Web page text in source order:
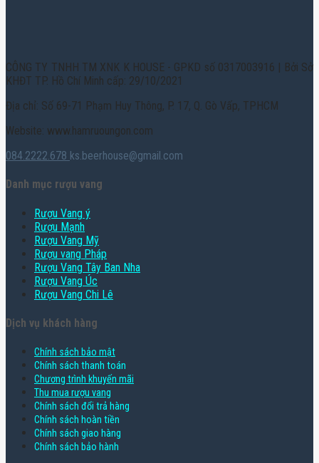
CÔNG TY TNHH TM XNK K HOUSE - GPKD số 0317003916 | Bởi Sở
KHĐT TP. Hồ Chí Minh cấp: 29/10/2021
Địa chỉ: Số 69-71 Phạm Huy Thông, P. 17, Q. Gò Vấp, TPHCM
Website: www.hamruoungon.com
084.2222.678 ks.beerhouse@gmail.com
Danh mục rượu vang
Rượu Vang ý
Rượu Mạnh
Rượu Vang Mỹ
Rượu vang Pháp
Rượu Vang Tây Ban Nha
Rượu Vang Úc
Rượu Vang Chi Lê
Dịch vụ khách hàng
Chính sách bảo mật
Chính sách thanh toán
Chương trình khuyến mãi
Thu mua rượu vang
Chính sách đổi trả hàng
Chính sách hoàn tiền
Chính sách giao hàng
Chính sách bảo hành